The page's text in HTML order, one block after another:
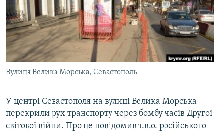
ДЕПОРТАЦІЯ
ВІДЕОУРОКИ «ELIFBE»
СВІДЧЕННЯ ОКУПАЦІЇ
УКРАЇНСЬКА ПРОБЛЕМА КРИМУ
ІНФОГРАФІКА
ЯК ОБІЙТИ БЛОКУВАННЯ
Русский
Qırımtatar
ДОЛУЧАЙСЯ!
Усі сайти RFE/RL
Вулиця Велика Морська, Севастополь
У центрі Севастополя на вулиці Велика Морська
перекрили рух транспорту через бомбу часів Другої
світової війни. Про це повідомив т.в.о. російського